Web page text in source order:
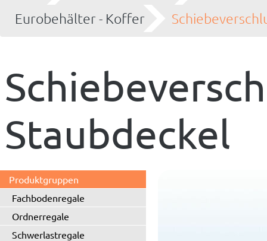
Eurobehälter - Koffer
Staubdeckel
Produktgruppen
Fachbodenregale
Ordnerregale
Schwerlastregale